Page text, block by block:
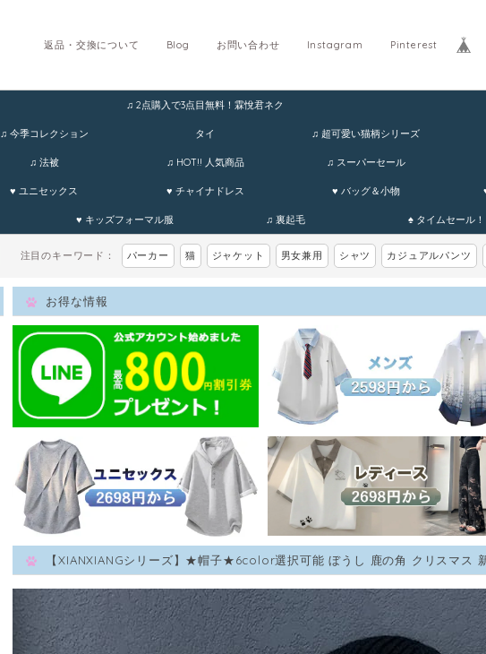
Pinterest
Instagram
お問い合わせ
Blog
返品・交換について
♫ 今季コレクション
♫ 2点購入で3点目無料！霖悅君ネク
タイ ♫ 超可愛い猫柄シリーズ
♫ 法被 ♫ HOT!! 人気商品 ♫ スーパーセール
♥ ユニセックス ♥ チャイナドレス ♥ バッグ＆小物
♥ キッズフォーマル服 ♫ 裏起毛 ♠ タイムセール！
注目のキーワード： パーカー 猫 ジャケット 男女兼用 シャツ カジュアルパンツ
お得な情報
【XIANXIANGシリーズ】★帽子★6color選択可能 ぼうし 鹿の角 クリスマス